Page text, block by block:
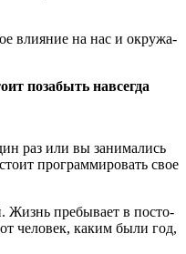
вли­я­ние на нас и окру­жа­
по­за­быть на­все­гда
раз или вы за­ни­ма­лись
про­грам­ми­ро­вать свое
Жизнь пре­бы­ва­ет в по­сто­
че­ло­век, каким были год,